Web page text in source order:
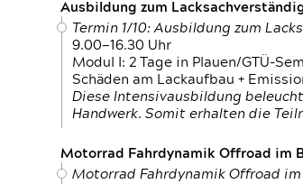
Ausbildung zum
Termin 1/10: Ausbildung zum
9.00—16.30 Uhr
Modul I: 2 Tage in Plauen/GTÜ-
Schäden am Lackaufbau +
Diese Intensivausbildung
Handwerk. Somit erhalten die
Motorrad Fahrdynamik Offroad im
Motorrad Fahrdynamik Offroad im